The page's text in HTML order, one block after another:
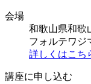
会場
和歌山県和歌
フォルテワジ
詳しくはこち
講座に申し込む